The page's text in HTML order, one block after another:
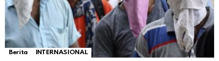
Berita INTERNASIONAL